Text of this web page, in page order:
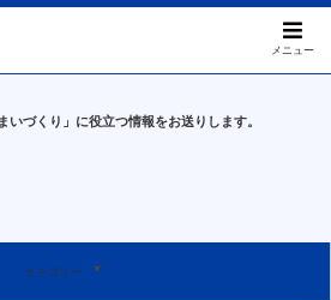
メニュー
いづくり」に役立つ情報をお送りします。
カテゴリー
のお問い合わせ 我孫子ってすばらしい
お知らせ